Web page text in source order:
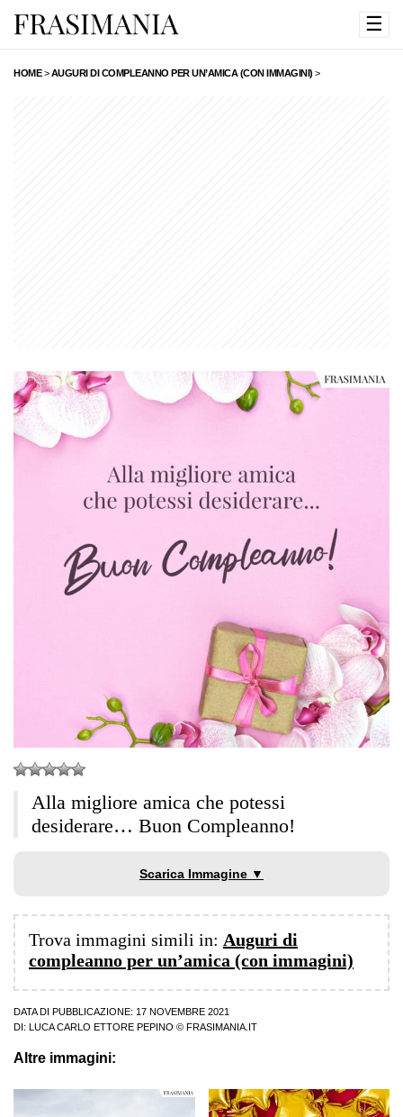
☰
HOME>AUGURI DI COMPLEANNO PER UN’AMICA (CON IMMAGINI) >
Alla migliore amica che potessi
desiderare… Buon Compleanno!
Scarica Immagine ▼
Trova immagini simili in: Auguri di
compleanno per un’amica (con immagini)
DATA DI PUBBLICAZIONE: 17 NOVEMBRE 2021
DI:
LUCA CARLO ETTORE PEPINO © FRASIMANIA.IT
Altre immagini: